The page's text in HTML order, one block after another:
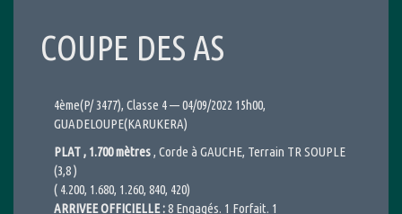
COUPE DES AS
4ème(P/ 3477), Classe 4 — 04/09/2022 15h00,
GUADELOUPE(KARUKERA)
PLAT , 1.700 mètres, Corde à GAUCHE, Terrain TR SOUPLE
(3,8 )
( 4.200, 1.680, 1.260, 840, 420)
ARRIVEE OFFICIELLE :8 Engagés. 1 Forfait. 1